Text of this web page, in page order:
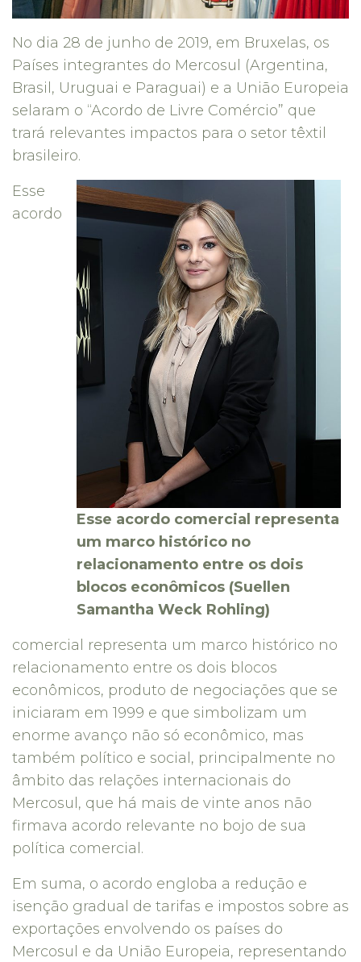
No dia 28 de junho de 2019, em Bruxelas, os
Países integrantes do Mercosul (Argentina,
Brasil, Uruguai e Paraguai) e a União Europeia
selaram o “Acordo de Livre Comércio” que
trará relevantes impactos para o setor têxtil
brasileiro.
Esse acordo comercial representa
um marco histórico no
relacionamento entre os dois
blocos econômicos (Suellen
Samantha Weck Rohling)
Esse
acordo
comercial representa um marco histórico no
relacionamento entre os dois blocos
econômicos, produto de negociações que se
iniciaram em 1999 e que simbolizam um
enorme avanço não só econômico, mas
também político e social, principalmente no
âmbito das relações internacionais do
Mercosul, que há mais de vinte anos não
firmava acordo relevante no bojo de sua
política comercial.
Em suma, o acordo engloba a redução e
isenção gradual de tarifas e impostos sobre as
exportações envolvendo os países do
Mercosul e da União Europeia, representando